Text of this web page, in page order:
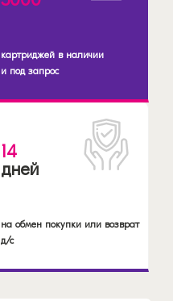
картриджей в наличии
и под запрос
14
дней
на обмен покупки или возврат
д/с